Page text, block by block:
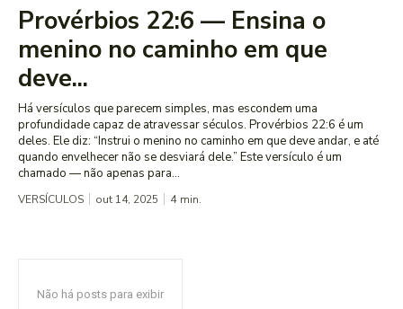
Provérbios 22:6 — Ensina o
menino no caminho em que
deve...
Há versículos que parecem simples, mas escondem uma
profundidade capaz de atravessar séculos. Provérbios 22:6 é um
deles. Ele diz: “Instrui o menino no caminho em que deve andar, e até
quando envelhecer não se desviará dele.” Este versículo é um
chamado — não apenas para...
VERSÍCULOS out 14, 2025 4 min.
Não há posts para exibir